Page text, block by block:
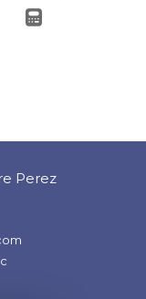
Perez